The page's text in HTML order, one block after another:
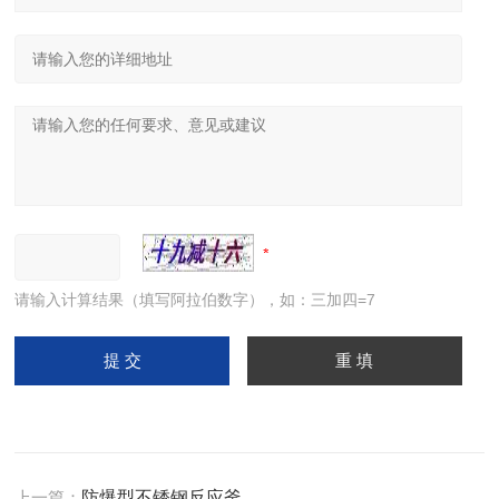
请输入计算结果（填写阿拉伯数字），如：三加四=7